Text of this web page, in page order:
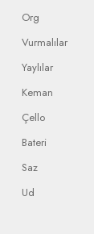
Org
Vurmalılar
Yaylılar
Keman
Çello
Bateri
Saz
Ud